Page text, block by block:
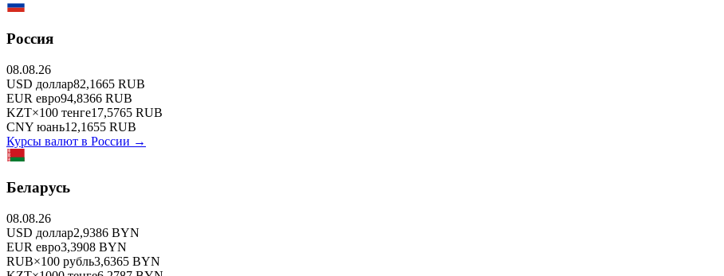
Россия
08.08.26
USD доллар82,1665 RUB
EUR евро94,8366 RUB
KZT×100 тенге17,5765 RUB
CNY юань12,1655 RUB
Курсы валют в России →
Беларусь
08.08.26
USD доллар2,9386 BYN
EUR евро3,3908 BYN
RUB×100 рубль3,6365 BYN